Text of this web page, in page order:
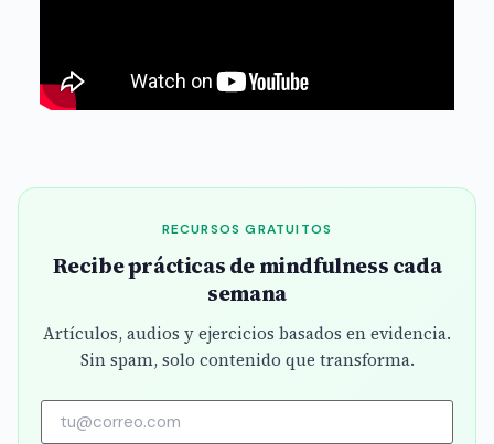
RECURSOS GRATUITOS
Recibe prácticas de mindfulness cada
semana
Artículos, audios y ejercicios basados en evidencia.
Sin spam, solo contenido que transforma.